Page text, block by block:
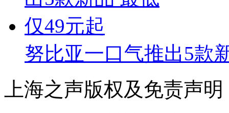
努比亚一口气推出5款
上海之声版权及免责声明